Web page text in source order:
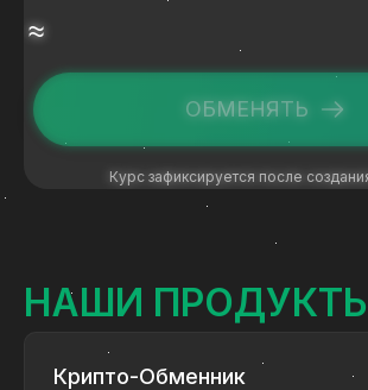
≈
ОБМЕНЯТЬ
Курс зафиксируется после
НАШИ
Крипто-Обменник